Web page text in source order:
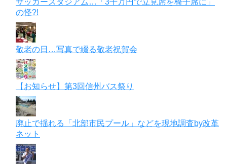
サッカースタジアム…「3千万円で立見席を椅子席に」
の怪?!
敬老の日…写真で綴る敬老祝賀会
【お知らせ】第3回信州バス祭り
廃止で揺れる「北部市民プール」などを現地調査by改革
ネット